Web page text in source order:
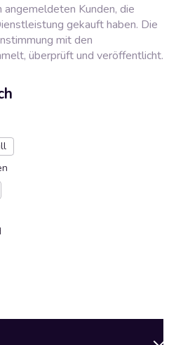
Kunden, die
gekauft haben. Die
mit den
überprüft und veröffentlicht.